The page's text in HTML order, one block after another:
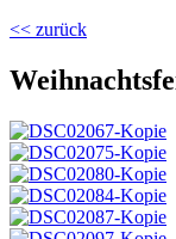
<< zurück